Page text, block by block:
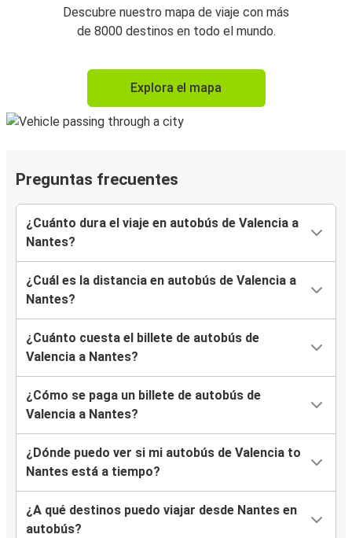
Descubre nuestro mapa de viaje con más
de 8000 destinos en todo el mundo.
Explora el mapa
Preguntas frecuentes
¿Cuánto dura el viaje en autobús de Valencia a
Nantes?
¿Cuál es la distancia en autobús de Valencia a
Nantes?
¿Cuánto cuesta el billete de autobús de
Valencia a Nantes?
¿Cómo se paga un billete de autobús de
Valencia a Nantes?
¿Dónde puedo ver si mi autobús de Valencia to
Nantes está a tiempo?
¿A qué destinos puedo viajar desde Nantes en
autobús?